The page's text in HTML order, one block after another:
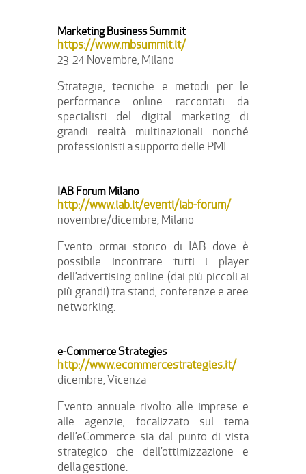
Marketing Business Summit
https://www.mbsummit.it/
23-24 Novembre, Milano
Strategie, tecniche e metodi per le
performance online raccontati da
specialisti del digital marketing di
grandi realtà multinazionali nonché
professionisti a supporto delle PMI.
IAB Forum Milano
http://www.iab.it/eventi/iab-forum/
novembre/dicembre, Milano
Evento ormai storico di IAB dove è
possibile incontrare tutti i player
dell’advertising online (dai più piccoli ai
più grandi) tra stand, conferenze e aree
networking.
e-Commerce Strategies
http://www.ecommercestrategies.it/
dicembre, Vicenza
Evento annuale rivolto alle imprese e
alle agenzie, focalizzato sul tema
dell’eCommerce sia dal punto di vista
strategico che dell’ottimizzazione e
della gestione.